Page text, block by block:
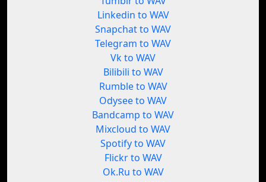
Linkedin to WAV
Snapchat to WAV
Telegram to WAV
Vk to WAV
Bilibili to WAV
Rumble to WAV
Odysee to WAV
Bandcamp to WAV
Mixcloud to WAV
Spotify to WAV
Flickr to WAV
Ok.Ru to WAV